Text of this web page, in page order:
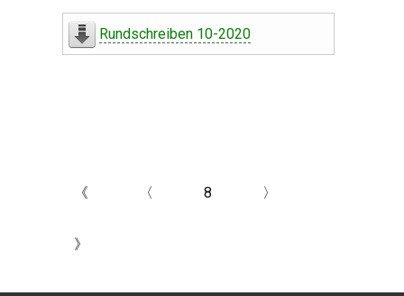
Rundschreiben 10-2020
《 〈 8 〉
》